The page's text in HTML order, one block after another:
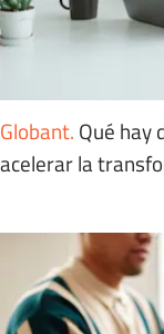
Globant. Qué hay
acelerar la